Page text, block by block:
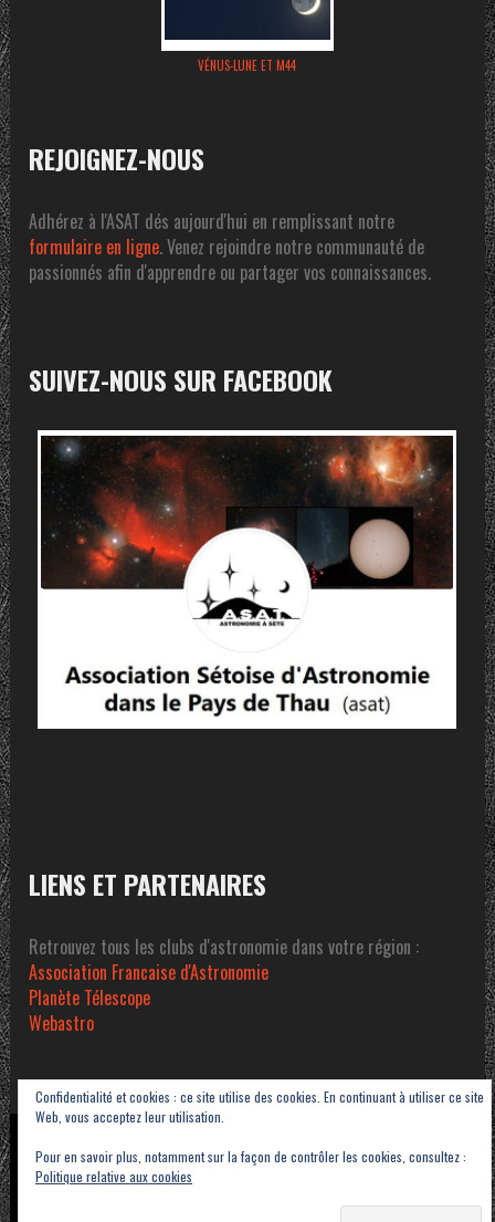
VÉNUS-LUNE ET M44
REJOIGNEZ-NOUS
Adhérez à l'ASAT dés aujourd'hui en remplissant notre
formulaire en ligne. Venez rejoindre notre communauté de
passionnés afin d'apprendre ou partager vos connaissances.
SUIVEZ-NOUS SUR FACEBOOK
LIENS ET PARTENAIRES
Retrouvez tous les clubs d'astronomie dans votre région :
Association Francaise d'Astronomie
Planète Télescope
Webastro
Copyright © 2023-2026 Association Sétoise d'Astronomie dans le Pays de Thau -
Confidentialité et cookies : ce site utilise des cookies. En continuant à utiliser ce site
Web, vous acceptez leur utilisation.
Pour en savoir plus, notamment sur la façon de contrôler les cookies, consultez :
Politique relative aux cookies